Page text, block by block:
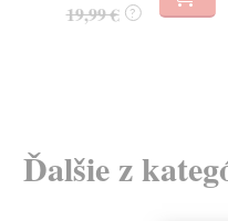
19,99 € ?
Ďalšie z